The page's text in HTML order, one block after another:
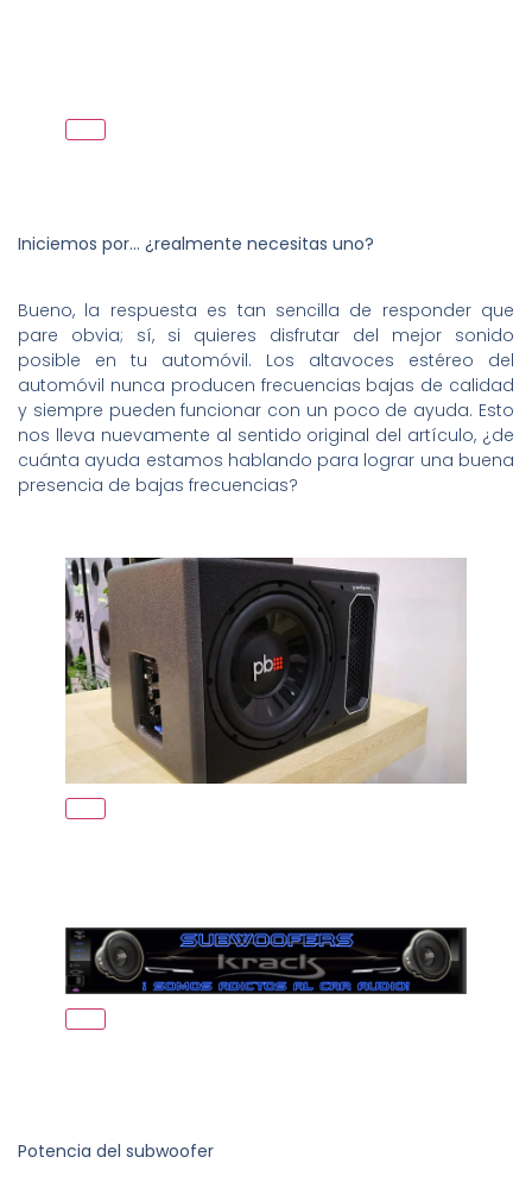
Iniciemos por… ¿realmente necesitas uno?
Bueno, la respuesta es tan sencilla de responder que
pare obvia; sí, si quieres disfrutar del mejor sonido
posible en tu automóvil. Los altavoces estéreo del
automóvil nunca producen frecuencias bajas de calidad
y siempre pueden funcionar con un poco de ayuda. Esto
nos lleva nuevamente al sentido original del artículo, ¿de
cuánta ayuda estamos hablando para lograr una buena
presencia de bajas frecuencias?
Potencia del subwoofer